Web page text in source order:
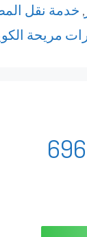
, خدمة نقل
مريحة